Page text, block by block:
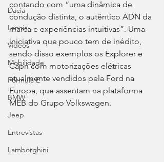
Dacia
Lancia
Videos
Mobilidade
Fórmula E
BMW
Jeep
Entrevistas
Lamborghini
contando com “uma dinâmica de
condução distinta, o autêntico ADN da
marca e experiências intuitivas”. Uma
iniciativa que pouco tem de inédito,
sendo disso exemplos os Explorer e
Capri com motorizações elétricas
atualmente vendidos pela Ford na
Europa, que assentam na plataforma
MEB do Grupo Volkswagen.